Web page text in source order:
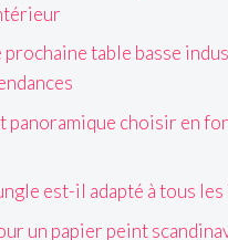
table basse
panoramique choisir en
est-il adapté à tous
un papier peint